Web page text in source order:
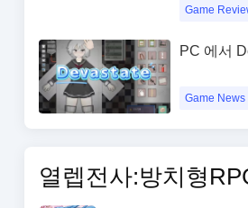
Game
PC 에서
Game News
열렙전사:방치형